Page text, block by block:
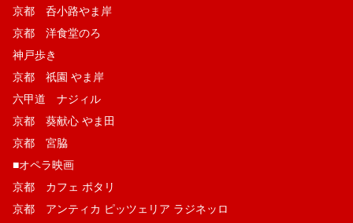
京都 呑小路やま岸
京都 洋食堂のろ
神戸歩き
京都 祇園 やま岸
六甲道 ナジィル
京都 葵献心 やま田
京都 宮脇
■オペラ映画
京都 カフェ ポタリ
京都 アンティカ ピッツェリア ラジネッロ